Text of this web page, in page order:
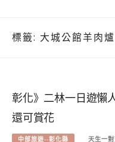
標籤: 大城公館羊肉爐
彰化》二林一日遊懶
還可賞花
中部旅遊--彰化縣 天生一對